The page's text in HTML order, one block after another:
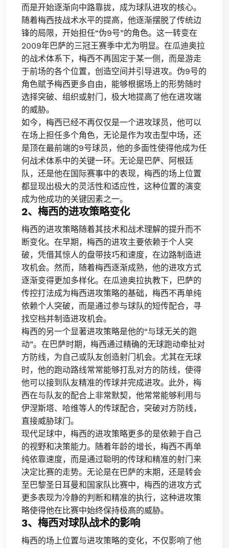
而是开始逐渐向中路靠拢，成为球队进攻的核心。
随着梅西技战术水平的提高，他逐渐摆脱了传统边
锋的局限，开始担任“伪9号”的角色。这一转变在
2009年巴萨的三冠王赛季中尤为明显。在瓜迪奥拉
的战术体系下，梅西不再固定于某一侧，而是游走
于前场的各个位置，创造空间并引导进攻。伪9号的
角色赋予梅西更多自由，能够根据场上的形势随时
选择突破、组织或射门，极大地提高了他在进攻端
的威胁。
如今，梅西已经不再仅仅是一个进攻球员，他可以
在场上担任多个角色，无论是作为攻击型中场，还
是顶在最前端的9号球员，他的多面性使得他成为任
何战术体系中的关键一环。无论是巴萨、阿根廷
队，还是他在国际赛事中的表现，梅西的场上位置
都显现出极大的灵活性和适应性，这种位置的演变
成为他成功的关键因素之一。
2、梅西的进攻策略变化
梅西的进攻策略随着其技术和战术理解的提升而不
断变化。在早期，梅西的进攻主要依赖于个人突
破，凭借其惊人的盘带技巧和速度，在边路制造进
攻机会。然而，随着梅西逐渐成熟，他的进攻方式
逐渐变得更加多样化。在瓜迪奥拉执教下，巴萨的
传控打法成为梅西进攻策略的基础，梅西不再单纯
依赖个人突破，而是通过参与球队的短传配合，寻
找空档并制造进攻机会。
梅西的另一个显著进攻策略是他的“与球无关的跑
动”。在巴萨时期，梅西通过精确的无球跑动牵扯对
方防线，为自己或队友创造射门机会。尤其在无球
时，他的跑动路线常常能够打乱对方的防线，使得
他可以接到队友精准的传球并完成进攻。此外，梅
西在与队友的配合上非常默契，他常常能够利用与
伊涅斯塔、哈维等人的传球配合，突破对方防线，
直接威胁球门。
现代足球中，梅西的进攻策略更多的是依赖于自己
的视野和决策能力。随着年龄的增长，梅西不再单
纯依靠速度，而是通过聪明的传球和精准的射门来
决定比赛的走势。无论是在巴萨的末期，还是转会
至巴黎圣日耳曼和国家队比赛中，梅西的进攻方式
更多表现为冷静的判断和精准的执行，这种进攻策
略使得他在比赛中始终保持极高的威胁。
3、梅西对球队战术的影响
梅西的场上位置与进攻策略的变化，不仅影响了他